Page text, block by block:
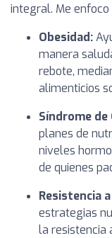
integral. Me enfoco
Obesidad:
manera
rebote,
alimenticios
Síndrome de
planes de
niveles
de quienes
Resistencia
estrategias
la resistencia